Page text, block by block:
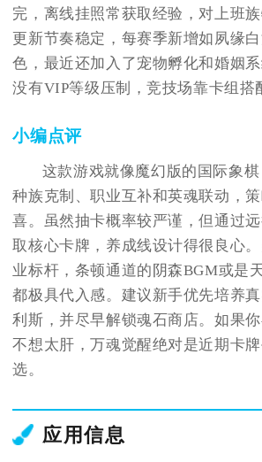
完，离线挂照常获取经验，对上班
更新节奏稳定，每赛季新增如夙缘
色，最近还加入了宠物孵化和婚姻
没有VIP等级压制，竞技场靠卡组搭
小编点评
这款游戏就像魔幻版的国际象
种族克制、职业互补和英魂联动，
喜。虽然抽卡概率较严谨，但通过
取核心卡牌，养成线设计得很良心
业标杆，条顿通道的阴森BGM或是
都极具代入感。建议新手优先培养
利斯，并尽早解锁魂石商店。如果
不想太肝，万魂觉醒绝对是近期卡
选。
应用信息